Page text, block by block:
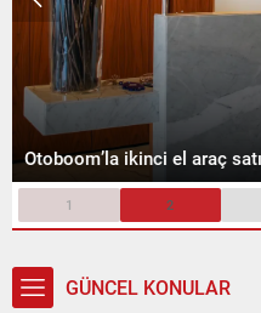
Otoboom’la ikinci el araç
1 2
GÜNCEL KONULAR